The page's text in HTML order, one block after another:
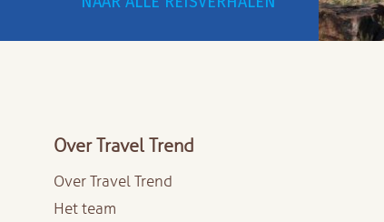
Over Travel Trend
Over Travel Trend
Het team